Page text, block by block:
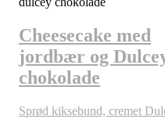
Cheesecake med
jordbær og
chokolade
Sprød kiksebund, cremet